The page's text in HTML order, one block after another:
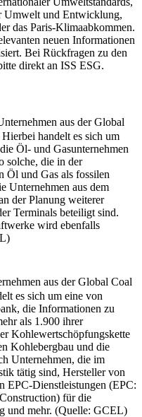
Umwelt und Entwicklung,
das Paris-Klimaabkommen.
neuen Informationen
Bei Rückfragen zu den
direkt an ISS ESG.
aus der Global
handelt es sich um
Öl- und Gasunternehmen
solche, die in der
Öl und Gas als fossilen
Unternehmen aus dem
der Planung weiterer
Terminals beteiligt sind.
wird ebenfalls
aus der Global Coal
es sich um eine von
die Informationen zu
als 1.900 ihrer
Kohlewertschöpfungskette
Kohlebergbau und die
Unternehmen, die im
tätig sind, Hersteller von
EPC-Dienstleistungen (EPC:
für die
und mehr. (Quelle: GCEL)